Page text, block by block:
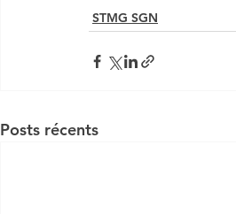
DCG UE 1 INTRO AU DROIT
STMG SGN
Posts récents